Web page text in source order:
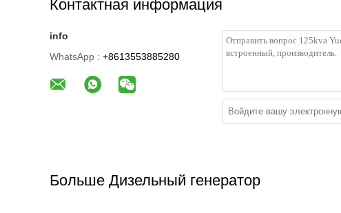
Контактная информация
info
WhatsApp : +8613553885280
Больше Дизельный генератор